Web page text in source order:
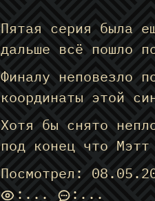
Пятая серия была
дальше всё пошло
Финалу неповезло
координаты этой
Хотя бы снято
под конец что
Посмотрел:
: ... : ...